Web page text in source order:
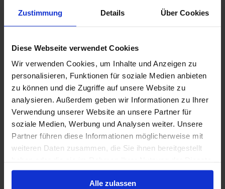
Zustimmung Details Über Cookies
Diese Webseite verwendet Cookies
Wir verwenden Cookies, um Inhalte und Anzeigen zu
personalisieren, Funktionen für soziale Medien anbieten
zu können und die Zugriffe auf unsere Website zu
analysieren. Außerdem geben wir Informationen zu Ihrer
Verwendung unserer Website an unsere Partner für
soziale Medien, Werbung und Analysen weiter. Unsere
Partner führen diese Informationen möglicherweise mit
weiteren Daten zusammen, die Sie ihnen bereitgestellt
gesammelt haben.
Alle zulassen
Buitenhutvan
5.448 €p.p.
was6.335 €
Balkonhut van
6.924 € p.p.
Alleen Cruise
Zuidoost-Azië vanaf Singapore, Singapore met de
Sapphire Princess
Sapphire Princess